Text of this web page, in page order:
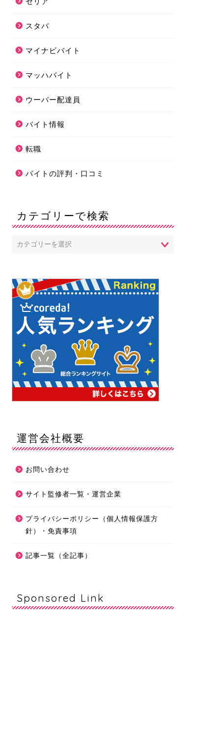
スタバ
マイナビバイト
マッハバイト
ウーバー配達員
バイト情報
転職
バイトの評判・口コミ
カテゴリーで検索
運営会社概要
お問い合わせ
サイト監修者一覧・運営企業
プライバシーポリシー（個人情報保護方
針）・免責事項
記事一覧（全記事）
Sponsored Link